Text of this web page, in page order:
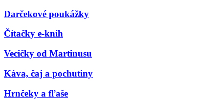
Darčekové poukážky
Čítačky e-kníh
Vecičky od Martinusu
Káva, čaj a pochutiny
Hrnčeky a fľaše